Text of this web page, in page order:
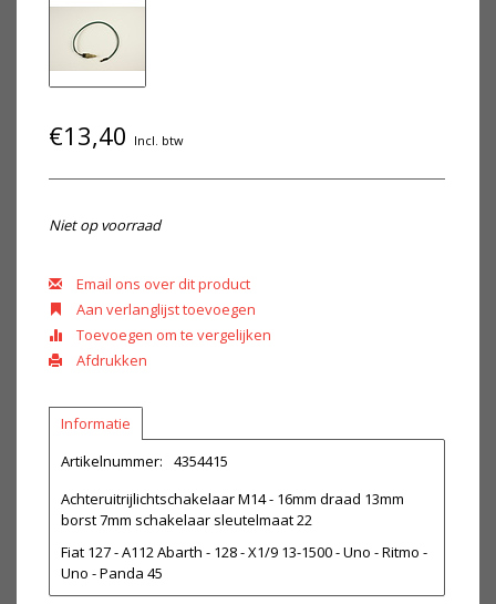
€13,40 Incl. btw
Niet op voorraad
Email ons over dit product
Aan verlanglijst toevoegen
Toevoegen om te vergelijken
Afdrukken
Informatie
Artikelnummer:
4354415
Achteruitrijlichtschakelaar M14 - 16mm draad 13mm
borst 7mm schakelaar sleutelmaat 22
Fiat 127 - A112 Abarth - 128 - X1/9 13-1500 - Uno - Ritmo -
Uno - Panda 45